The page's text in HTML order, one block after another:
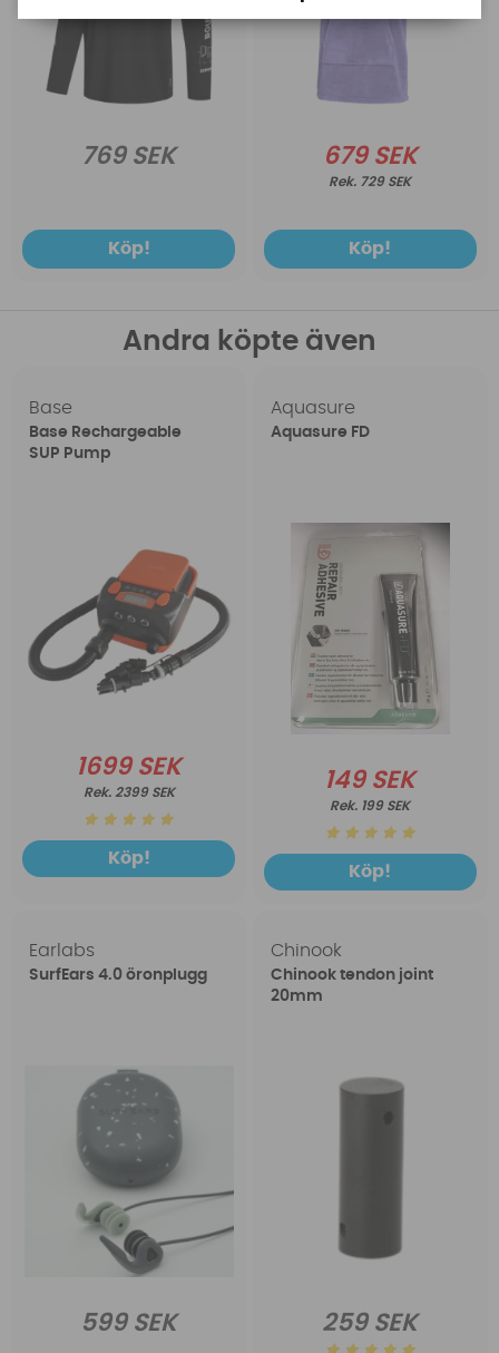
769 SEK
Köp!
679 SEK
729 SEK
Köp!
Andra köpte även
Base
Base Rechargeable
SUP Pump
1699 SEK
2399 SEK
Köp!
Aquasure
Aquasure FD
149 SEK
199 SEK
Köp!
Earlabs
SurfEars 4.0 öronplugg
599 SEK
Chinook
Chinook tendon joint
20mm
259 SEK